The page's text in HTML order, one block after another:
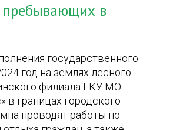
пребывающих в
государственного
год на землях лесного
филиала ГКУ МО
в границах городского
проводят работы по